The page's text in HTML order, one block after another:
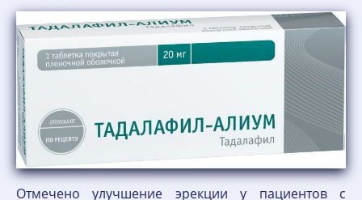
Отмечено улучшение эрекции у пациентов с